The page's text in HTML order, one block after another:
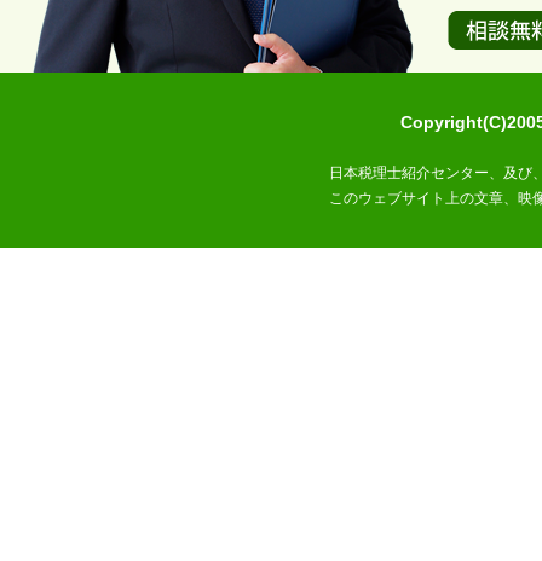
日本税理士紹介センター、及び
このウェブサイト上の文章、映